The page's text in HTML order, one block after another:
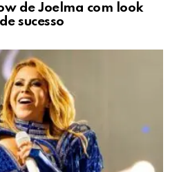
de Joelma com look
sucesso